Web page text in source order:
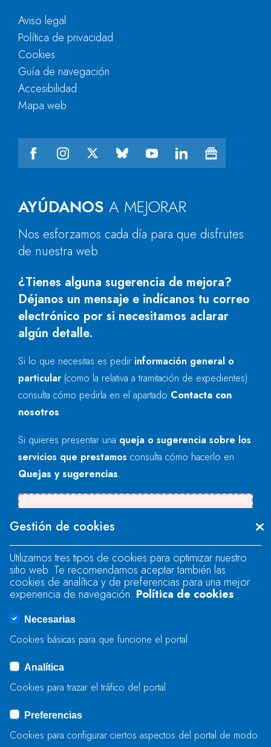
AYÚDANOS A MEJORAR
Nos esforzamos cada día para que disfrutes
de nuestra web.
¿Tienes alguna sugerencia de mejora?
Déjanos un mensaje e indícanos tu correo
electrónico por si necesitamos aclarar
algún detalle.
Si lo que necesitas es pedir información general o
particular (como la relativa a tramitación de expedientes)
consulta cómo pedirla en el apartado Contacta con
nosotros.
Si quieres presentar una queja o sugerencia sobre los
servicios que prestamos consulta cómo hacerlo en
Quejas y sugerencias.
"text".
Se produjo un error al cargar el campo
"text".
Se produjo un error al cargar el campo
ENVIAR
Aviso legal
Política de privacidad
Cookies
Guía de navegación
Accesibilidad
Mapa web
Gestión de cookies
Utilizamos tres tipos de cookies para optimizar nuestro
sitio web. Te recomendamos aceptar también las
cookies de analítica y de preferencias para una mejor
experiencia de navegación. Política de cookies
Necesarias
Cookies básicas para que funcione el portal
Analítica
Cookies para trazar el tráfico del portal
Preferencias
Cookies para configurar ciertos aspectos del portal de modo